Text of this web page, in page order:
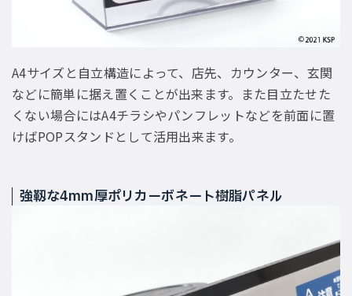
A4サイズと自立構造によって、店先、カウンター、玄関
などに簡単に据え置くことが出来ます。また目立たせた
くない場合にはA4チラシやパンフレットなどを前面に置
けばPOPスタンドとして活用出来ます。
強靱な4mm厚ポリカーボネート樹脂パネル